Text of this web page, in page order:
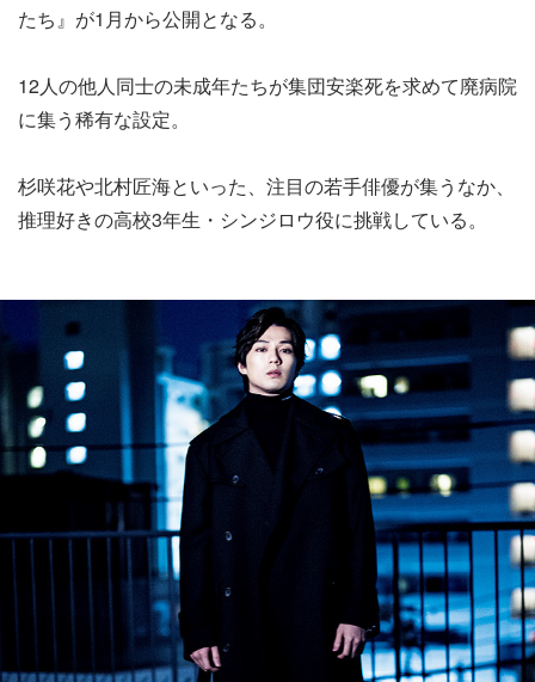
たち』が1月から公開となる。
12人の他人同士の未成年たちが集団安楽死を求めて廃病院
に集う稀有な設定。
杉咲花や北村匠海といった、注目の若手俳優が集うなか、
推理好きの高校3年生・シンジロウ役に挑戦している。